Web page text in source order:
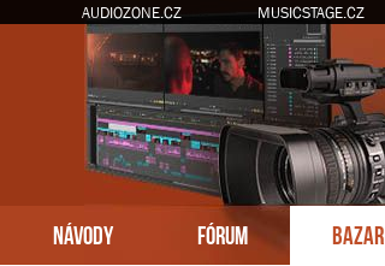
AUDIOZONE.CZ MUSICSTAGE.CZ
NÁVODY FÓRUM BAZAR